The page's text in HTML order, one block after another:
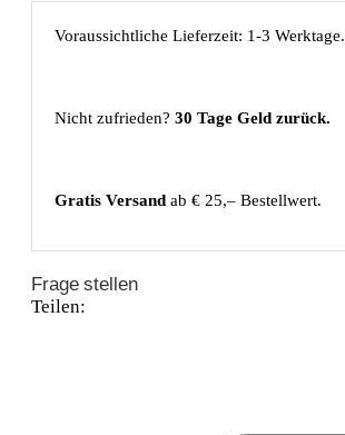
Voraussichtliche Lieferzeit: 1-3 Werktage.
Nicht zufrieden? 30 Tage Geld zurück.
Gratis Versand ab € 25,– Bestellwert.
Frage stellen
Teilen: